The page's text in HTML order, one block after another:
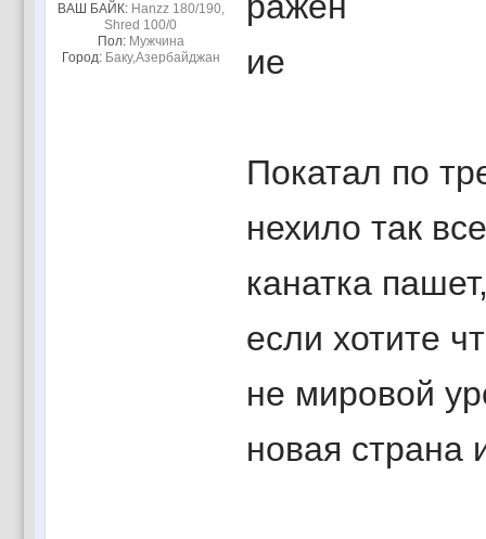
ВАШ БАЙК: Hanzz 180/190,
Shred 100/0
Пол: Мужчина
Город: Баку,Азербайджан
Покатал по
нехило так
канатка
если хотите
не мировой
новая страна